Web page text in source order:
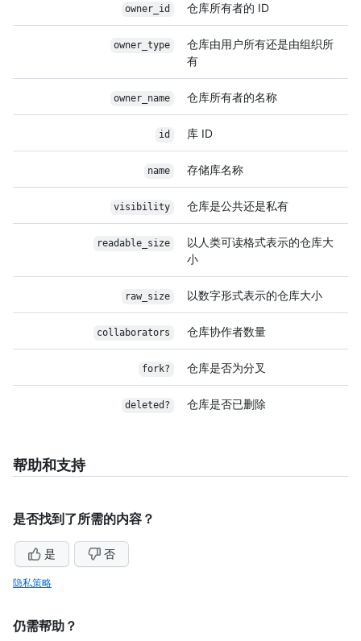
owner_id 仓库所有者的 ID
owner_type
仓库由用户所有还是由组织所
有
owner_name 仓库所有者的名称
id 库 ID
name 存储库名称
visibility 仓库是公共还是私有
readable_size
以人类可读格式表示的仓库大
小
raw_size 以数字形式表示的仓库大小
collaborators 仓库协作者数量
fork? 仓库是否为分叉
deleted? 仓库是否已删除
帮助和支持
是否找到了所需的内容？
是 否
隐私策略
仍需帮助？